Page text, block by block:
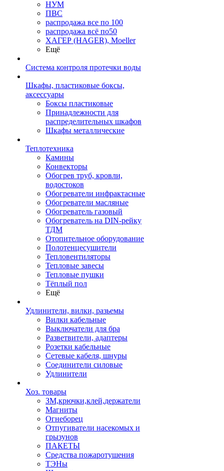
НУМ
ПВС
распродажа все по 100
распродажа всё по50
ХАГЕР (HAGER), Moeller
Ещё
Система контроля протечки воды
Шкафы, пластиковые боксы,
аксессуары
Боксы пластиковые
Принадлежности для
распределительных шкафов
Шкафы металлические
Теплотехника
Камины
Конвекторы
Обогрев труб, кровли,
водостоков
Обогреватели инфрактасные
Обогреватели масляные
Обогреватель газовый
Обогреватель на DIN-рейку
ТДМ
Отопительное оборудование
Полотенцесушители
Тепловентиляторы
Тепловые завесы
Тепловые пушки
Тёплый пол
Ещё
Удлинители, вилки, разьемы
Вилки кабельные
Выключатели для бра
Разветвители, адаптеры
Розетки кабельные
Сетевые кабеля, шнуры
Соединители силовые
Удлинители
Хоз. товары
ЗМ,крючки,клей,держатели
Магниты
Огнеборец
Отпугиватели насекомых и
грызунов
ПАКЕТЫ
Средства пожаротушения
ТЭНы